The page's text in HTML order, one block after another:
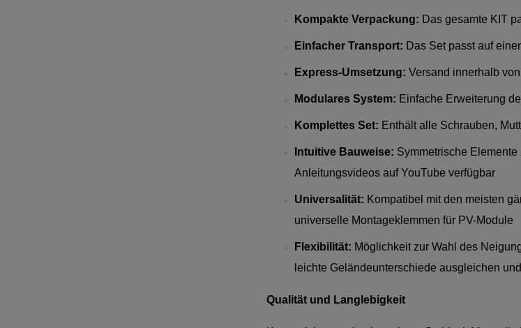
Kompakte Verpackung: Das gesamte KIT
Einfacher Transport: Das Set passt auf
Express-Umsetzung: Versand innerhalb
Modulares System: Einfache Erweiterung
Komplettes Set: Enthält alle Schrauben,
Intuitive Bauweise: Symmetrische
Anleitungsvideos auf YouTube verfügbar
Universalität: Kompatibel mit den meisten
universelle Montageklemmen für PV-Module
Flexibilität: Möglichkeit zur Wahl des
leichte Geländeunterschiede ausgleichen
Qualität und Langlebigkeit